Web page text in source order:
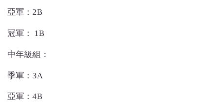
亞軍：2B
冠軍： 1B
中年級組：
季軍：3A
亞軍：4B